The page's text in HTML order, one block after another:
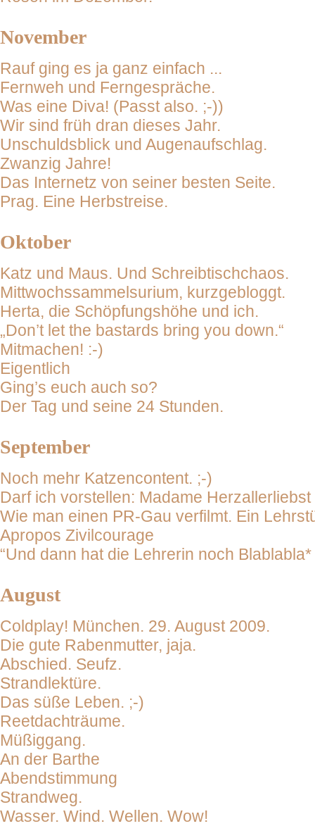
November
Rauf ging es ja ganz einfach ...
Fernweh und Ferngespräche.
Was eine Diva! (Passt also. ;-))
Wir sind früh dran dieses Jahr.
Unschuldsblick und Augenaufschlag.
Zwanzig Jahre!
Das Internetz von seiner besten Seite.
Prag. Eine Herbstreise.
Oktober
Katz und Maus. Und Schreibtischchaos.
Mittwochssammelsurium, kurzgebloggt.
Herta, die Schöpfungshöhe und ich.
„Don’t let the bastards bring you down.“
Mitmachen! :-)
Eigentlich
Ging’s euch auch so?
Der Tag und seine 24 Stunden.
September
Noch mehr Katzencontent. ;-)
Darf ich vorstellen: Madame Herzallerliebst
Wie man einen PR-Gau verfilmt. Ein
Apropos Zivilcourage
“Und dann hat die Lehrerin noch Blablabla*
August
Coldplay! München. 29. August 2009.
Die gute Rabenmutter, jaja.
Abschied. Seufz.
Strandlektüre.
Das süße Leben. ;-)
Reetdachträume.
Müßiggang.
An der Barthe
Abendstimmung
Strandweg.
Wasser. Wind. Wellen. Wow!